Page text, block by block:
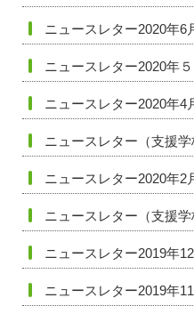
ニュースレター2020年6
ニュースレター2020年
ニュースレター2020年4
ニュースレター（支援
ニュースレター2020年2
ニュースレター（支援
ニュースレター2019年
ニュースレター2019年